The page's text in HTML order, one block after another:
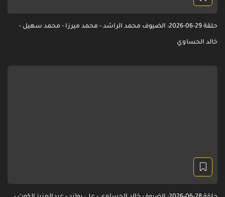
حلقة 29-06-2026: الضيوف محمد الراشد - محمد ميرزا - محمد سهيل -
خالد الحساوي